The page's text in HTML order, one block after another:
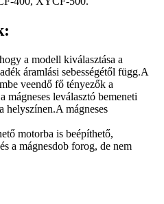
a modell kiválasztása a
áramlási sebességétől függ.A
veendő fő tényezők a
mágneses leválasztó bemeneti
helyszínen.A mágneses
motorba is beépíthető,
a mágnesdob forog, de nem